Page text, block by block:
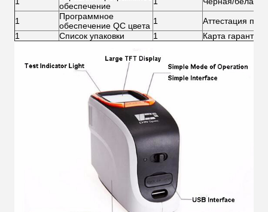
обеспечение
1
Программное
обеспечение QC цвета 1
Аттестация
1
Список упаковки 1 Карта гарантии